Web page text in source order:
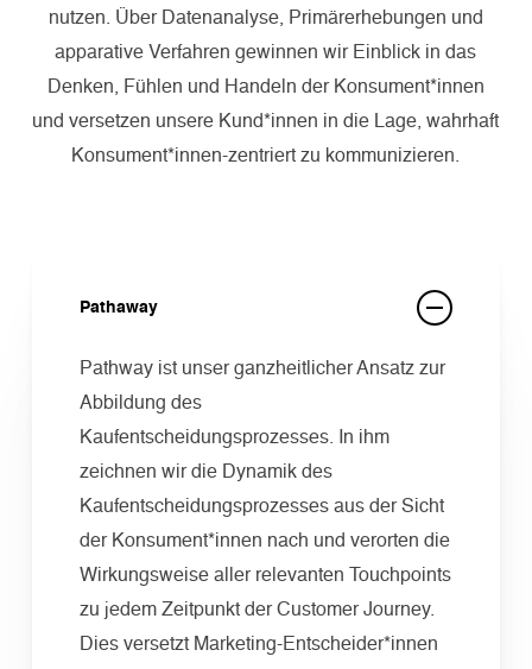
nutzen. Über Datenanalyse, Primärerhebungen und
apparative Verfahren gewinnen wir Einblick in das
Denken, Fühlen und Handeln der Konsument*innen
und versetzen unsere Kund*innen in die Lage, wahrhaft
Konsument*innen-zentriert zu kommunizieren.
Pathaway
Pathway ist unser ganzheitlicher Ansatz zur
Abbildung des
Kaufentscheidungsprozesses. In ihm
zeichnen wir die Dynamik des
Kaufentscheidungsprozesses aus der Sicht
der Konsument*innen nach und verorten die
Wirkungsweise aller relevanten Touchpoints
zu jedem Zeitpunkt der Customer Journey.
Dies versetzt Marketing-Entscheider*innen